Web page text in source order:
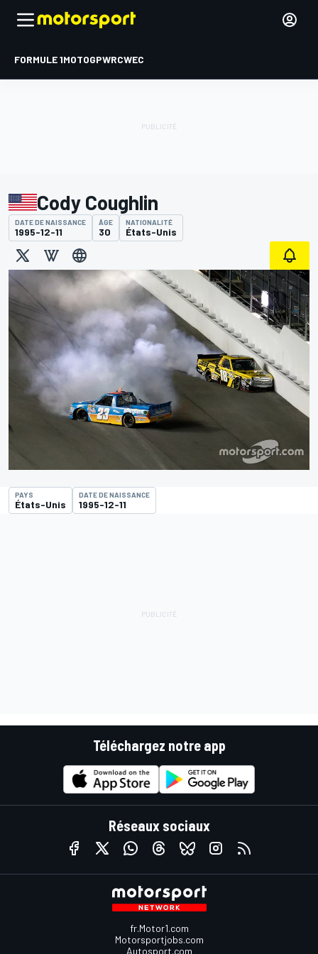
FORMULE 1MOTOGPWRCWEC
Cody Coughlin
DATE DE NAISSANCE
1995-12-11
ÂGE
30
NATIONALITÉ
États-Unis
PAYS
États-Unis
DATE DE NAISSANCE
1995-12-11
Téléchargez notre app
Réseaux sociaux
fr.Motor1.com
Motorsportjobs.com
Autosport.com